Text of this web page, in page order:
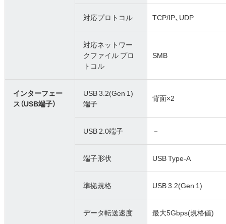
対応プロトコル TCP/IP、UDP
対応ネットワー
クファイル プロ
トコル
SMB
インターフェー
ス（USB端子）
USB 3.2(Gen 1)
端子
背面×2
USB 2.0端子 －
端子形状 USB Type-A
準拠規格 USB 3.2(Gen 1)
データ転送速度 最大5Gbps(規格値)